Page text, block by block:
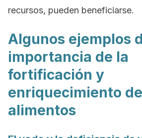
recursos, pueden beneficiarse.
Algunos ejemplos
importancia de la
fortificación y
enriquecimiento
alimentos